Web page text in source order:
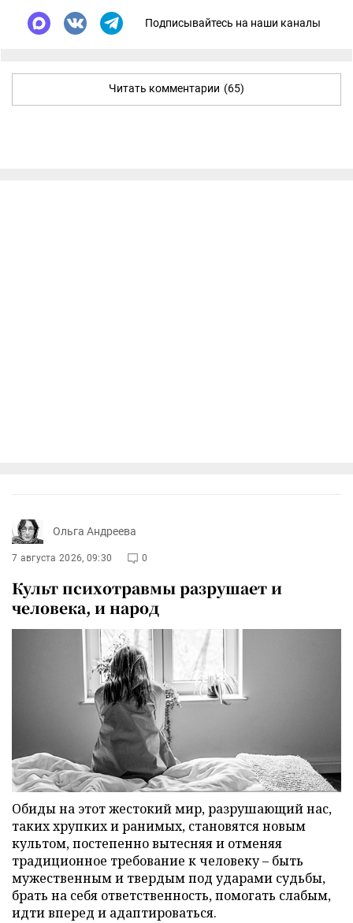
Подписывайтесь на наши каналы
Читать комментарии (65)
Ольга Андреева
7 августа 2026, 09:30 0
Культ психотравмы разрушает и
человека, и народ
Обиды на этот жестокий мир, разрушающий нас,
таких хрупких и ранимых, становятся новым
культом, постепенно вытесняя и отменяя
традиционное требование к человеку – быть
мужественным и твердым под ударами судьбы,
брать на себя ответственность, помогать слабым,
идти вперед и адаптироваться.